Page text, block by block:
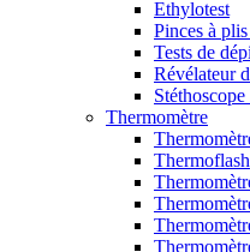
Ethylotest
Pinces à
Tests de
Révélateur
Thermomètre
Thermoflash